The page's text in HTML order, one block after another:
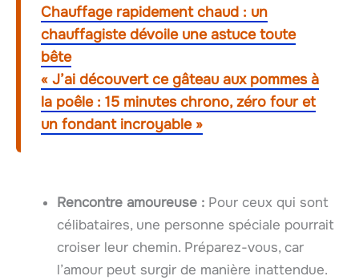
Chauffage rapidement chaud : un
chauffagiste dévoile une astuce toute
bête
« J’ai découvert ce gâteau aux pommes à
la poêle : 15 minutes chrono, zéro four et
un fondant incroyable »
Rencontre amoureuse : Pour ceux qui sont
célibataires, une personne spéciale pourrait
croiser leur chemin. Préparez-vous, car
l’amour peut surgir de manière inattendue.